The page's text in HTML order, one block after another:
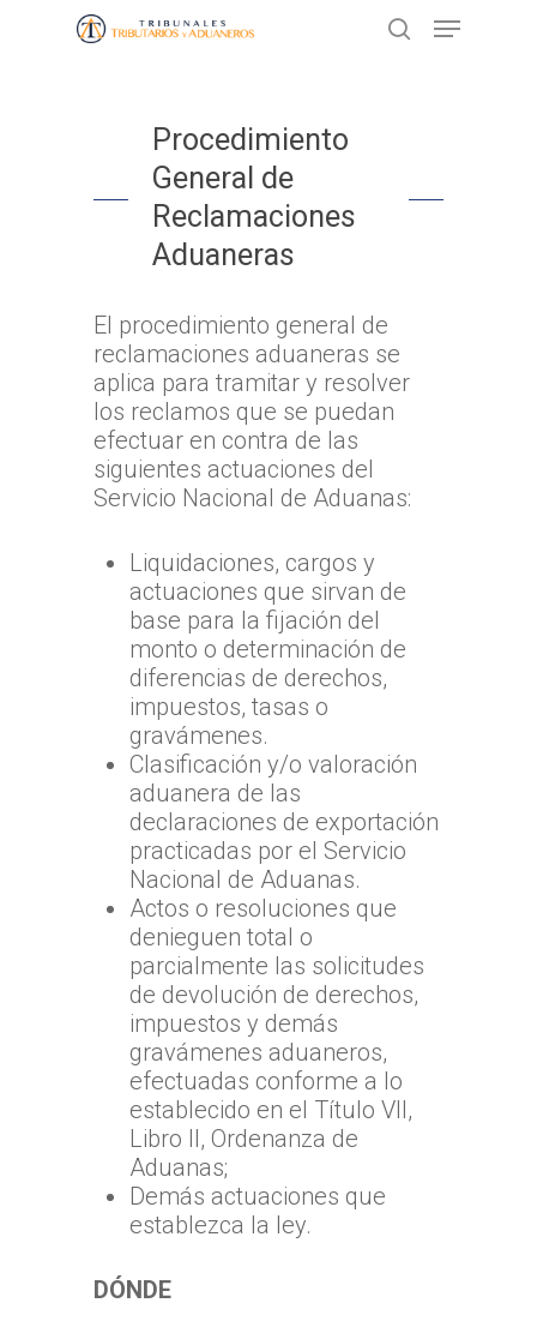
Presione ENTER para buscar o ESC
para cerrar
Procedimiento
General de
Reclamaciones
Aduaneras
El procedimiento general de
reclamaciones aduaneras se
aplica para tramitar y resolver
los reclamos que se puedan
efectuar en contra de las
siguientes actuaciones del
Servicio Nacional de Aduanas:
Liquidaciones, cargos y
actuaciones que sirvan de
base para la fijación del
monto o determinación de
diferencias de derechos,
impuestos, tasas o
gravámenes.
Clasificación y/o valoración
aduanera de las
declaraciones de exportación
practicadas por el Servicio
Nacional de Aduanas.
Actos o resoluciones que
denieguen total o
parcialmente las solicitudes
de devolución de derechos,
impuestos y demás
gravámenes aduaneros,
efectuadas conforme a lo
establecido en el Título VII,
Libro II, Ordenanza de
Aduanas;
Demás actuaciones que
establezca la ley.
DÓNDE